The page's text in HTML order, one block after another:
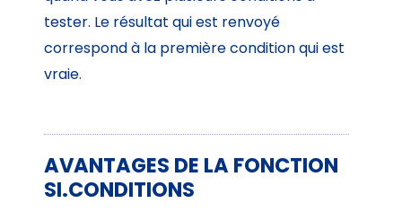
tester. Le résultat qui est renvoyé
correspond à la première condition qui est
vraie.
AVANTAGES DE LA FONCTION
SI.CONDITIONS